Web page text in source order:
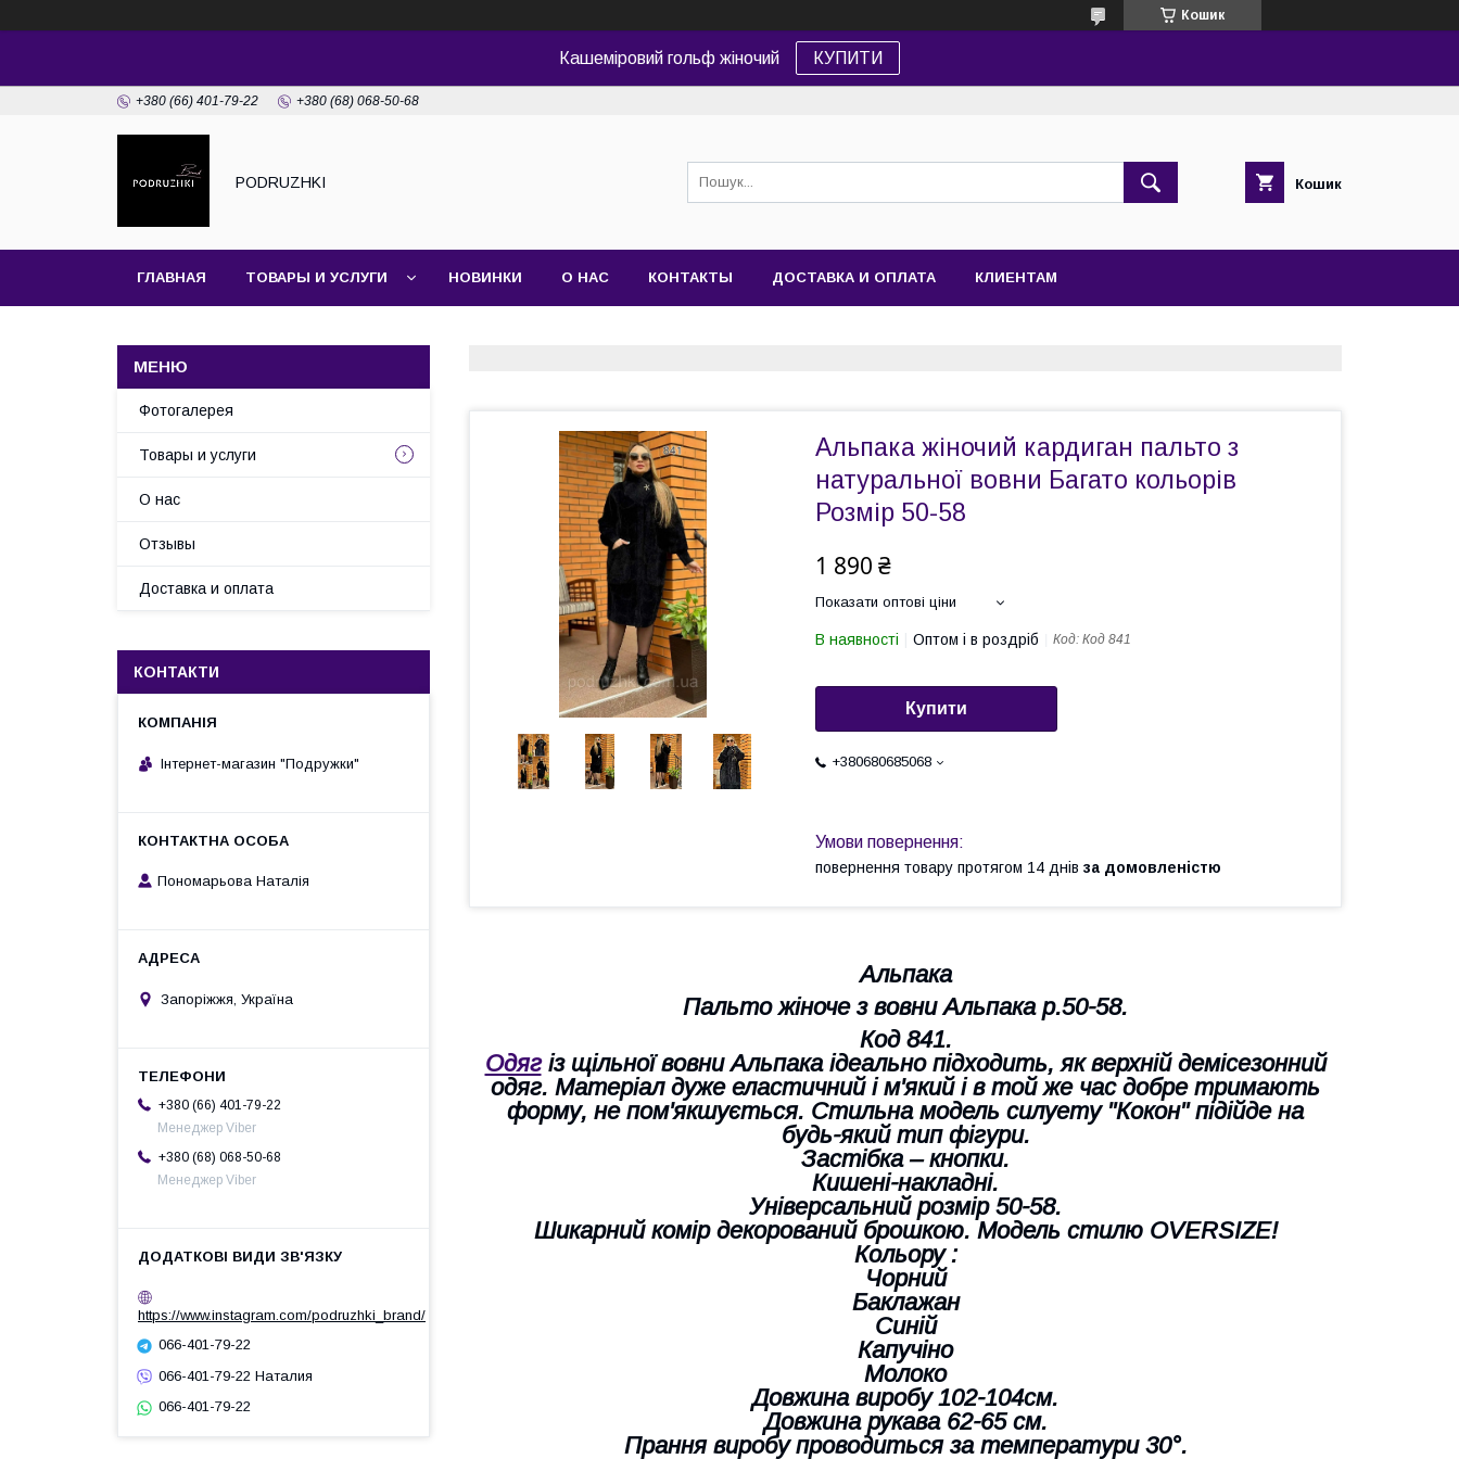
Кошик
Кашеміровий гольф жіночий КУПИТИ
+380 (66) 401-79-22 +380 (68) 068-50-68
PODRUZHKI Кошик
ГЛАВНАЯ ТОВАРЫ И УСЛУГИ НОВИНКИ О НАС КОНТАКТЫ ДОСТАВКА И ОПЛАТА КЛИЕНТАМ
Альпака жіночий кардиган пальто з
натуральної вовни Багато кольорів
Розмір 50-58
1 890 ₴
Показати оптові ціни
В наявності Оптом і в роздріб Код: Код 841
Купити
+380680685068
повернення товару протягом 14 днів за домовленістю
Альпака
Пальто жіноче з вовни Альпака р.50-58.
Код 841.
Одягіз щільної вовни Альпака ідеально підходить, як верхній демісезонний
одяг. Матеріал дуже еластичний і м'який і в той же час добре тримають
форму, не пом'якшується. Стильна модель силуету "Кокон" підійде на
будь-який тип фігури.
Застібка – кнопки.
Кишені-накладні.
Універсальний розмір 50-58.
Шикарний комір декорований брошкою. Модель стилю OVERSIZE!
Кольору :
Чорний
Баклажан
Синій
Капучіно
Молоко
Довжина виробу 102-104см.
Довжина рукава 62-65 см.
Прання виробу проводиться за температури 30°.
Фотогалерея
Товары и услуги
О нас
Отзывы
Доставка и оплата
КОНТАКТИ
Інтернет-магазин "Подружки"
Пономарьова Наталія
Запоріжжя, Україна
+380 (66) 401-79-22
Менеджер Viber
+380 (68) 068-50-68
Менеджер Viber
https://www.instagram.com/podruzhki_brand/
066-401-79-22
066-401-79-22 Наталия
066-401-79-22